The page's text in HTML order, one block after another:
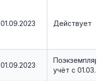
01.09.2023 Действует
01.09.2023
учёт с